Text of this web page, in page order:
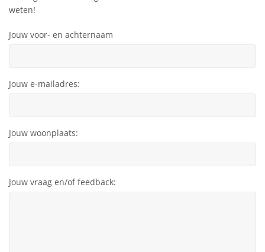
weten!
Jouw voor- en achternaam
Jouw e-mailadres:
Jouw woonplaats:
Jouw vraag en/of feedback: